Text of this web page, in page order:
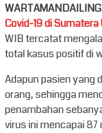
Covid-19 di
WIB tercatat
total kasus positif di
Adapun pasien yang
orang, sehingga
penambahan
virus ini mencapai 87